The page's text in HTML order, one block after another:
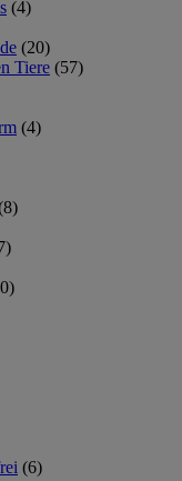
(4)
(20)
Tiere (57)
(4)
(6)